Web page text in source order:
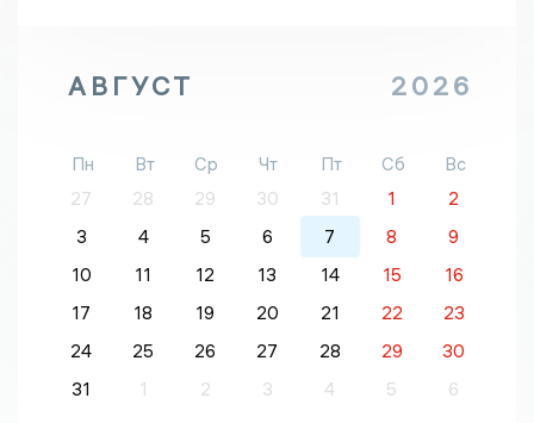
АВГУСТ 2026
Пн Вт Ср Чт Пт Сб
Вс
27
28 29 30 31 1
2
3
4 5 6 7 8
9
10
11 12 13 14 15
16
17
18 19 20 21 22
23
24
25 26 27 28 29
30
31
1 2 3 4 5 6